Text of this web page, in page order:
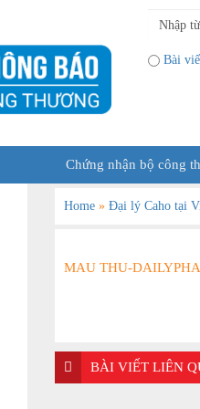
Bài
Chứng nhận bộ công
Home» Đại lý Caho tại
MAU THU-
BÀI VIẾT LIÊN